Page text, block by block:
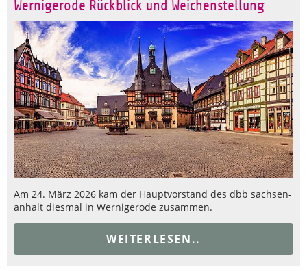
Wernigerode Rückblick und Weichenstellung
Am 24. März 2026 kam der Hauptvorstand des dbb sachsen-
anhalt diesmal in Wernigerode zusammen.
WEITERLESEN..